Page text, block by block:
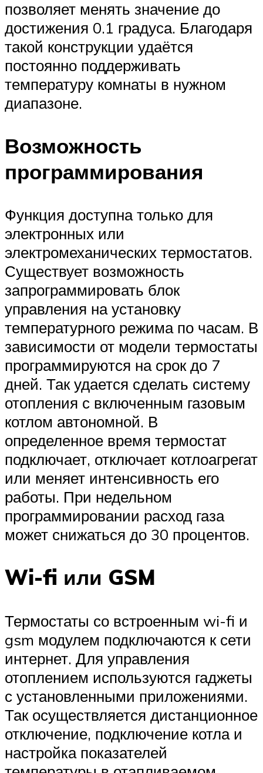
позволяет менять значение до
достижения 0.1 градуса. Благодаря
такой конструкции удаётся
постоянно поддерживать
температуру комнаты в нужном
диапазоне.
Возможность
программирования
Функция доступна только для
электронных или
электромеханических термостатов.
Существует возможность
запрограммировать блок
управления на установку
температурного режима по часам. В
зависимости от модели термостаты
программируются на срок до 7
дней. Так удается сделать систему
отопления с включенным газовым
котлом автономной. В
определенное время термостат
подключает, отключает котлоагрегат
или меняет интенсивность его
работы. При недельном
программировании расход газа
может снижаться до 30 процентов.
Wi-fi или GSM
Термостаты со встроенным wi-fi и
gsm модулем подключаются к сети
интернет. Для управления
отоплением используются гаджеты
с установленными приложениями.
Так осуществляется дистанционное
отключение, подключение котла и
настройка показателей